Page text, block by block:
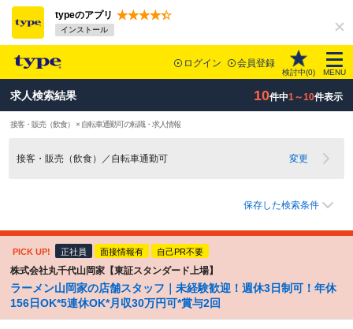
typeのアプリ
インストール
ログイン 会員登録
検討中(0) MENU
求人検索結果 10件中1～10件表示
接客・販売（飲食） × 自転車通勤可の転職・求人情報
接客・販売（飲食）／自転車通勤可 変更
保存した検索条件
PICK UP! 正社員 面接情報有 自己PR不要
株式会社丸千代山岡家【東証スタンダード上場】
ラーメン山岡家の店舗スタッフ｜未経験歓迎！週休3日制可！年休
156日OK*5連休OK*月収30万円可*賞与2回